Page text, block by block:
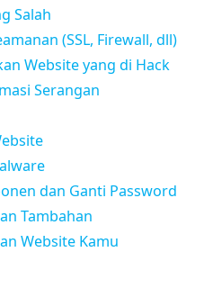
Salah
(SSL, Firewall, dll)
Website yang di Hack
Serangan
dan Ganti Password
Tambahan
Website Kamu